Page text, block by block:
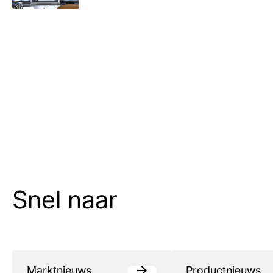
Snel naar
Marktnieuws Productnieuws